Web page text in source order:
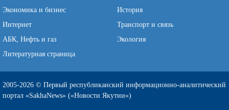
Экономика и бизнес
История
Интернет
Транспорт и связь
АБК, Нефть и газ
Экология
Литературная страница
2005-2026 © Первый республиканский информационно-аналитический
портал «SakhaNews» («Новости Якутии»)